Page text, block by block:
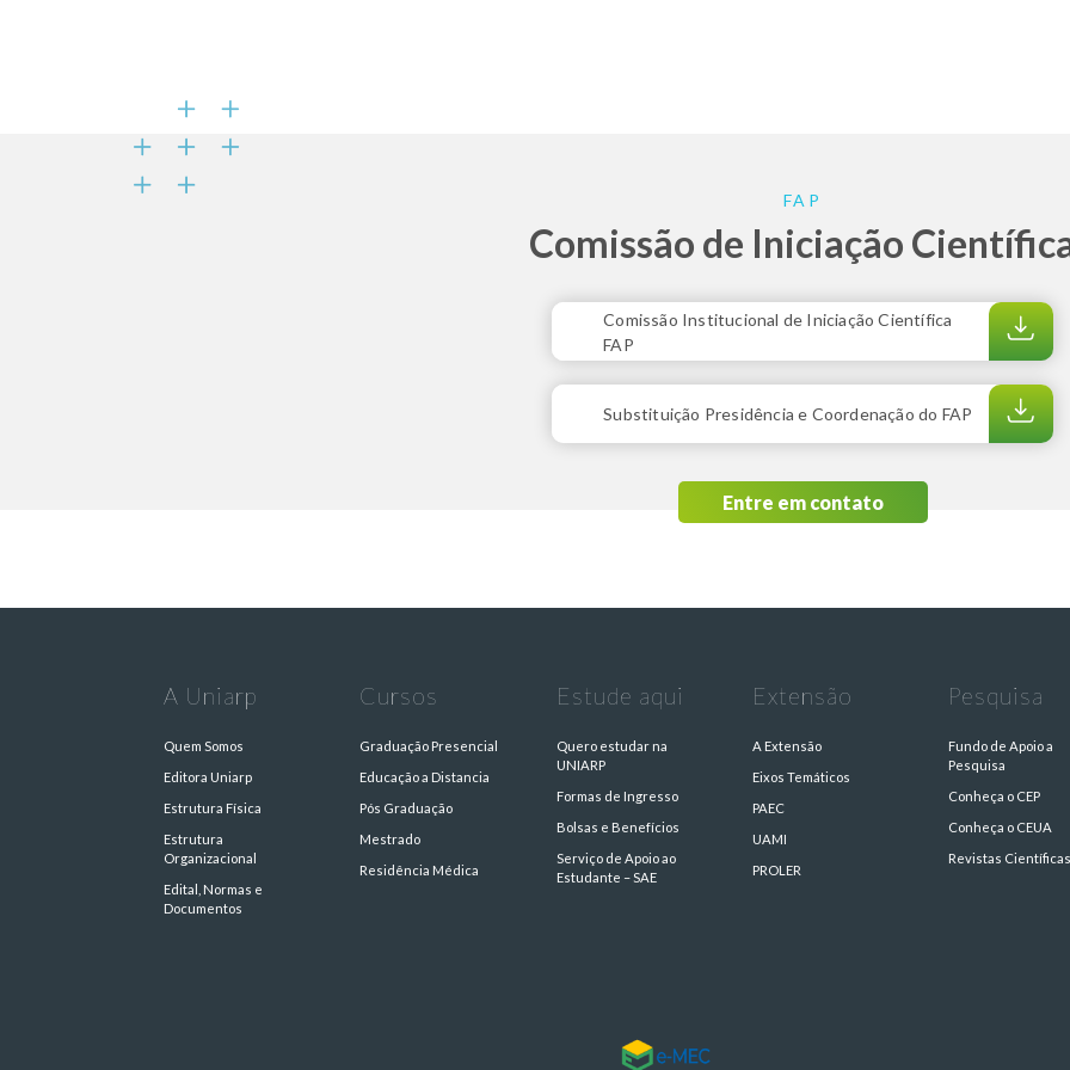
FAP
Comissão de Iniciação
Comissão Institucional de Iniciação Científica
FAP
Substituição Presidência e Coordenação do FAP
Entre em contato
A Uniarp
Quem Somos
Editora Uniarp
Estrutura Física
Estrutura
Organizacional
Edital, Normas e
Documentos
Cursos
Graduação Presencial
Educação a Distancia
Pós Graduação
Mestrado
Residência Médica
Estude aqui
Quero estudar na
UNIARP
Formas de Ingresso
Bolsas e Benefícios
Serviço de Apoio ao
Estudante – SAE
Extensão
A Extensão
Eixos Temáticos
PAEC
UAMI
PROLER
Pesquisa
Fundo de Apoio a
Pesquisa
Conheça o CEP
Conheça o CEUA
Revistas